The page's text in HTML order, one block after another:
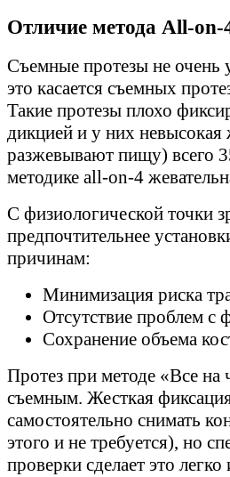
Отличие метода All-on-
Съемные протезы не очень
это касается съемных
Такие протезы плохо
дикцией и у них невысокая
разжевывают пищу) всего
методике all-on-4
С физиологической точки
предпочтительнее
причинам:
Минимизация риска
Отсутствие проблем с
Сохранение объема
Протез при методе «Все на
съемным. Жесткая
самостоятельно снимать
этого и не требуется), но
проверки сделает это легко